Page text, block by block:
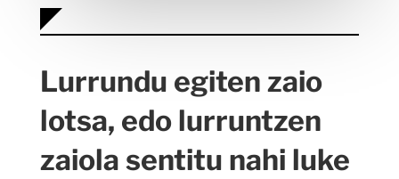
Lurrundu egiten zaio
lotsa, edo lurruntzen
zaiola sentitu nahi luke